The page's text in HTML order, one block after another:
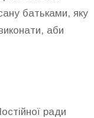
батьками, яку
аби
ради